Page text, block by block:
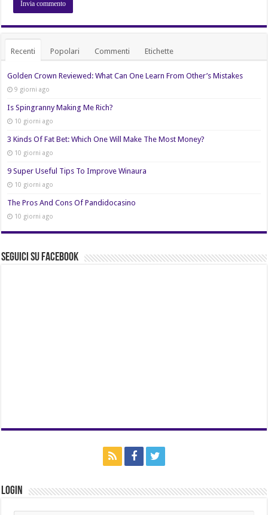
Recenti Popolari Commenti Etichette
Golden Crown Reviewed: What Can One Learn From Other’s Mistakes
9 giorni ago
Is Spingranny Making Me Rich?
10 giorni ago
3 Kinds Of Fat Bet: Which One Will Make The Most Money?
10 giorni ago
9 Super Useful Tips To Improve Winaura
10 giorni ago
The Pros And Cons Of Pandidocasino
10 giorni ago
Seguici su Facebook
Login